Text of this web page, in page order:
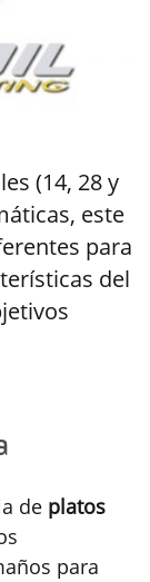
(14, 28 y
este
para
del
de platos
para